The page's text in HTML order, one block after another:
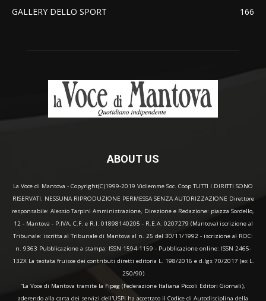
GALLERY DELLO SPORT
166
ABOUT US
La Voce di Mantova - Copyright(C)1999-2019 Vidiemme Soc. Coop TUTTI I DIRITTI SONO
RISERVATI. NESSUNA RIPRODUZIONE PERMESSA SENZA AUTORIZZAZIONE Direttore
responsabile: Alessio Tarpini Amministrazione, Direzione e Redazione: piazza Sordello,
12 - Mantova - P.IVA, C.F. e R.I. 01898140205 - R.E.A. 0207279 (Mantova) iscrizione al
Tribunale: iscritta al Tribunale di Mantova al n. 25 del 30/11/1992 - iscrizione al ROC:
n. 9363 Pubblicazione a stampa: ISSN 1594-1159 - Pubblicazione online: ISSN 2465-
132X La testata fruisce dei contributi diretti editoria L. 198/2016 e d.lgs 70/2017 (ex L.
250/90)
“La Voce di Mantova tramite la Fipeg (Federazione Italiana Piccoli Editori Giornali),
aderendo alla carta dei servizi dell'USPI ha accettato il Codice di Autodisciplina della